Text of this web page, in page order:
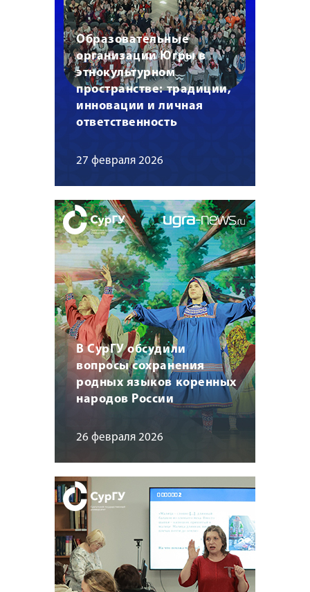
Образовательные
организации Югры в
этнокультурном
пространстве: традиции,
инновации и личная
ответственность
27 февраля 2026
В СурГУ обсудили
вопросы сохранения
родных языков коренных
народов России
26 февраля 2026